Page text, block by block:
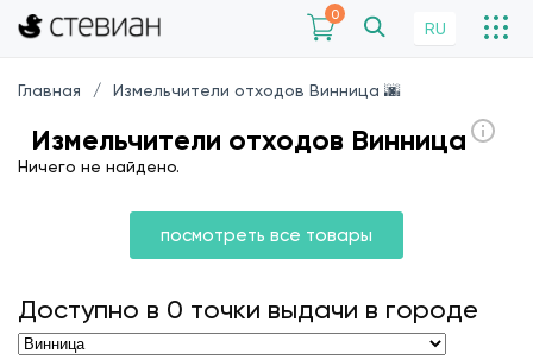
0
RU
Главная Измельчители отходов Винница 🌆
Измельчители отходов Винница
Ничего не найдено.
посмотреть все товары
Доступно в 0 точки выдачи в городе